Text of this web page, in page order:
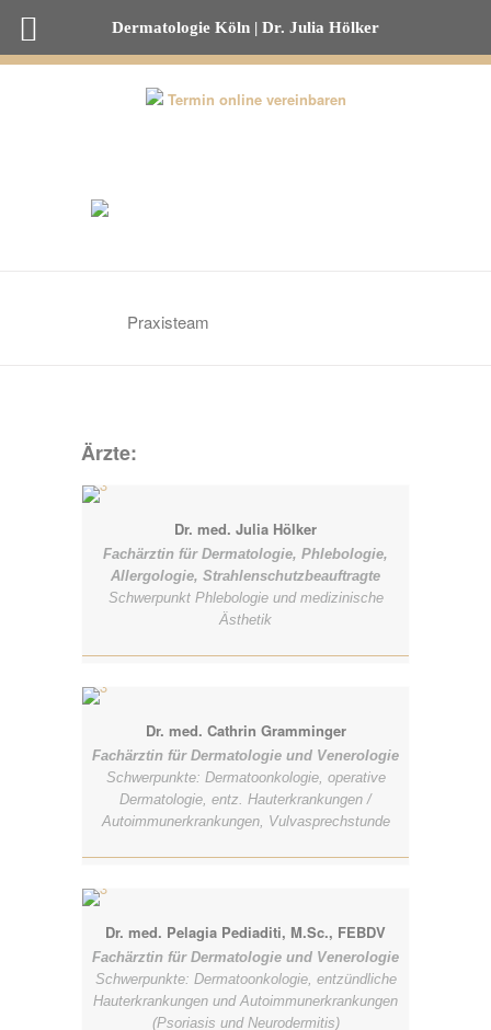
Termin online vereinbaren
Praxisteam
Ärzte:
Dr. med. Julia Hölker
Fachärztin für Dermatologie, Phlebologie,
Allergologie, Strahlenschutzbeauftragte
Schwerpunkt Phlebologie und medizinische
Ästhetik
Dr. med. Cathrin Gramminger
Fachärztin für Dermatologie und Venerologie
Schwerpunkte: Dermatoonkologie, operative
Dermatologie, entz. Hauterkrankungen /
Autoimmunerkrankungen, Vulvasprechstunde
Dr. med. Pelagia Pediaditi, M.Sc., FEBDV
Fachärztin für Dermatologie und Venerologie
Schwerpunkte: Dermatoonkologie, entzündliche
Hauterkrankungen und Autoimmunerkrankungen
(Psoriasis und Neurodermitis)
Dermatologie Köln | Dr. Julia Hölker